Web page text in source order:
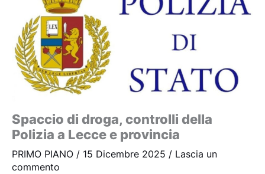
Spaccio di droga, controlli della
Polizia a Lecce e provincia
PRIMO PIANO / 15 Dicembre 2025 / Lascia un
commento